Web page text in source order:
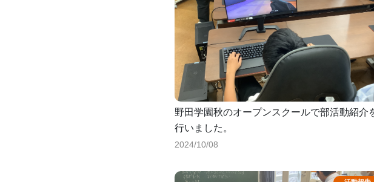
野田学園秋のオープンスクールで部活動紹介
行いました。
2024/10/08